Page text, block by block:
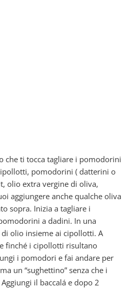
che ti tocca tagliare i pomodorini
pomodorini ( datterini o
olio extra vergine di oliva,
aggiungere anche qualche oliva
sopra. Inizia a tagliare i
a dadini. In una
olio insieme ai cipollotti. A
finché i cipollotti risultano
i pomodori e fai andare per
un “sughettino” senza che i
il baccalá e dopo 2